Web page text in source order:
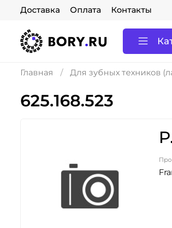
Доставка Оплата Контакты
Главная Для зубных техников
625.168.523